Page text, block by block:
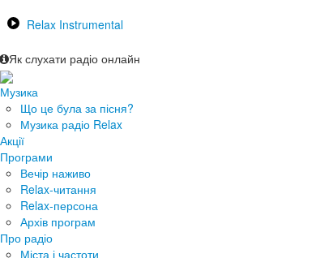
Relax Instrumental
Як слухати радіо онлайн
Музика
Що це була за пісня?
Музика радіо Relax
Акції
Програми
Вечір наживо
Relax-читання
Relax-персона
Архів програм
Про радіо
Міста і частоти